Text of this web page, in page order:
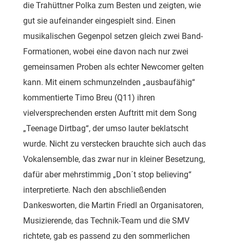
die Trahüttner Polka zum Besten und zeigten, wie
gut sie aufeinander eingespielt sind. Einen
musikalischen Gegenpol setzen gleich zwei Band-
Formationen, wobei eine davon nach nur zwei
gemeinsamen Proben als echter Newcomer gelten
kann. Mit einem schmunzelnden „ausbaufähig“
kommentierte Timo Breu (Q11) ihren
vielversprechenden ersten Auftritt mit dem Song
„Teenage Dirtbag“, der umso lauter beklatscht
wurde. Nicht zu verstecken brauchte sich auch das
Vokalensemble, das zwar nur in kleiner Besetzung,
dafür aber mehrstimmig „Don´t stop believing“
interpretierte. Nach den abschließenden
Dankesworten, die Martin Friedl an Organisatoren,
Musizierende, das Technik-Team und die SMV
richtete, gab es passend zu den sommerlichen